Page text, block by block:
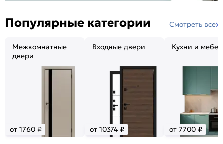
Популярные категории Смотреть все
Межкомнатные
двери
от 1760 ₽
Входные двери
от 10374 ₽
Кухни и
от 7700 ₽